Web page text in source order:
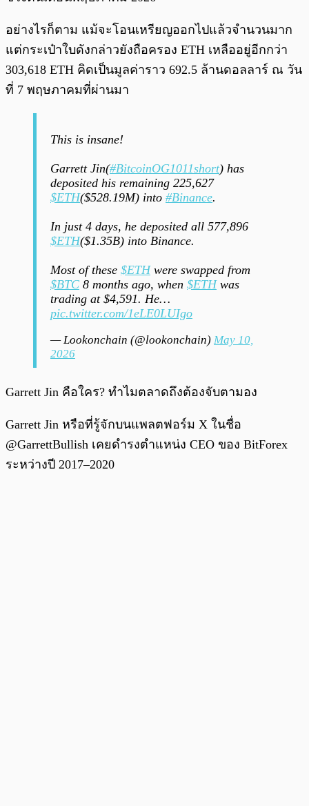
อย่างไรก็ตาม แม้จะโอนเหรียญออกไปแล้วจำนวนมาก
แต่กระเป๋าใบดังกล่าวยังถือครอง ETH เหลืออยู่อีกกว่า
303,618 ETH คิดเป็นมูลค่าราว 692.5 ล้านดอลลาร์ ณ วัน
ที่ 7 พฤษภาคมที่ผ่านมา
This is insane!
Garrett Jin(#BitcoinOG1011short) has
deposited his remaining 225,627
$ETH($528.19M) into #Binance.
In just 4 days, he deposited all 577,896
$ETH($1.35B) into Binance.
Most of these $ETHwere swapped from
$BTC 8 months ago, when $ETHwas
trading at $4,591. He…
pic.twitter.com/1eLE0LUIgo
— Lookonchain (@lookonchain) May 10,
2026
Garrett Jin คือใคร? ทำไมตลาดถึงต้องจับตามอง
Garrett Jin หรือที่รู้จักบนแพลตฟอร์ม X ในชื่อ
@GarrettBullish เคยดำรงตำแหน่ง CEO ของ BitForex
ระหว่างปี 2017–2020